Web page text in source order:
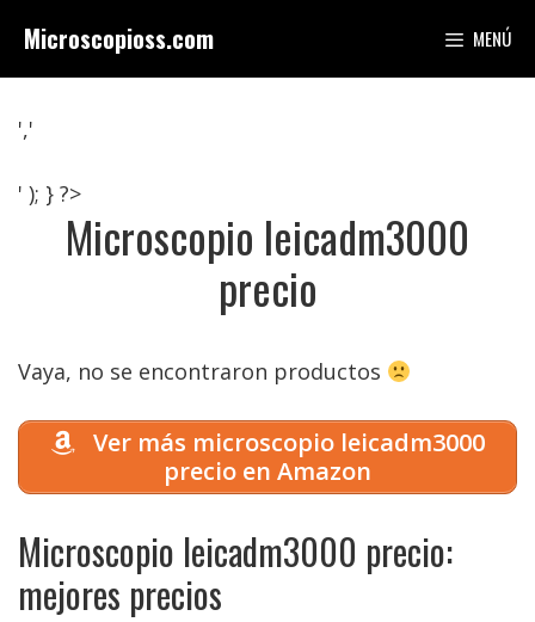
contenido
Microscopioss.com MENÚ
','
' ); } ?>
Microscopio leicadm3000
precio
Vaya, no se encontraron productos
Ver más microscopio leicadm3000
precio en Amazon
Microscopio leicadm3000 precio:
mejores precios